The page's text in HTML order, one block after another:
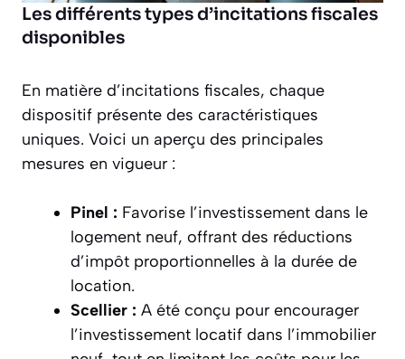
Les différents types d’incitations fiscales
disponibles
En matière d’incitations fiscales, chaque
dispositif présente des caractéristiques
uniques. Voici un aperçu des principales
mesures en vigueur :
Pinel : Favorise l’investissement dans le
logement neuf, offrant des réductions
d’impôt proportionnelles à la durée de
location.
Scellier : A été conçu pour encourager
l’investissement locatif dans l’immobilier